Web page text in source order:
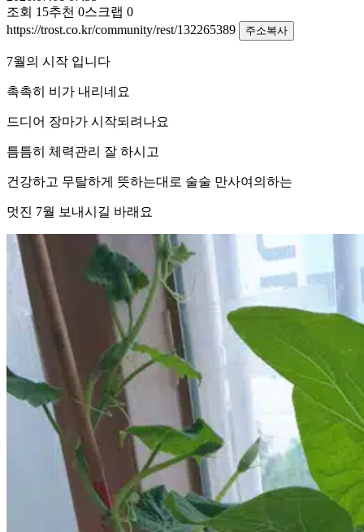
조회 15추천 0스크랩 0
https://trost.co.kr/community/rest/132265389
주소복사
7월의 시작 입니다
촉촉히 비가 내리네요
드디어 장마가 시작되려나요
틈틈히 체력관리 잘 하시고
건강하고 무탈하게 뜻하는대로 술술 만사여의하는
멋진 7월 보내시길 바래요